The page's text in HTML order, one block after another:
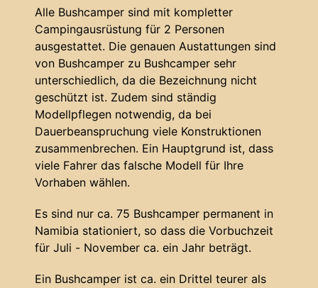
Alle Bushcamper sind mit kompletter
Campingausrüstung für 2 Personen
ausgestattet. Die genauen Austattungen sind
von Bushcamper zu Bushcamper sehr
unterschiedlich, da die Bezeichnung nicht
geschützt ist. Zudem sind ständig
Modellpflegen notwendig, da bei
Dauerbeanspruchung viele Konstruktionen
zusammenbrechen. Ein Hauptgrund ist, dass
viele Fahrer das falsche Modell für Ihre
Vorhaben wählen.
Es sind nur ca. 75 Bushcamper permanent in
Namibia stationiert, so dass die Vorbuchzeit
für Juli - November ca. ein Jahr beträgt.
Ein Bushcamper ist ca. ein Drittel teurer als